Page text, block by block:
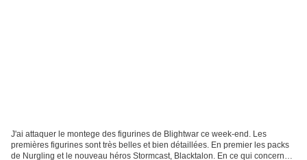
J'ai attaquer le montege des figurines de Blightwar ce week-end. Les
premières figurines sont très belles et bien détaillées. En premier les packs
de Nurgling et le nouveau héros Stormcast, Blacktalon. En ce qui concerne